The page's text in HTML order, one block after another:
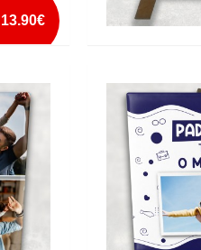
13.90€
FOTOS NOMES